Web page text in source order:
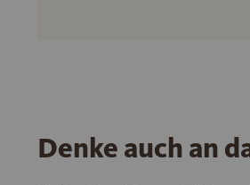
Denke auch an